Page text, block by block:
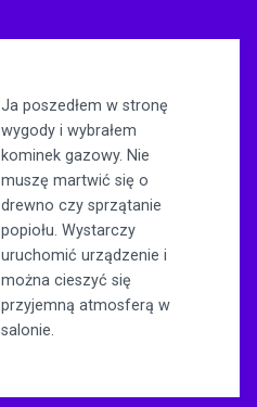
Ja poszedłem w stronę
wygody i wybrałem
kominek gazowy. Nie
muszę martwić się o
drewno czy sprzątanie
popiołu. Wystarczy
uruchomić urządzenie i
można cieszyć się
przyjemną atmosferą w
salonie.